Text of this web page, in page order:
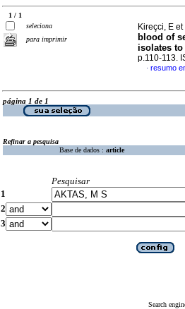
1 / 1
seleciona
para imprimir
Kireçci, E
blood of
isolates
p.110-113.
· resumo
página 1 de 1
Refinar a pesquisa
Base de dados : article
Pesquisar
1
2
3
Search